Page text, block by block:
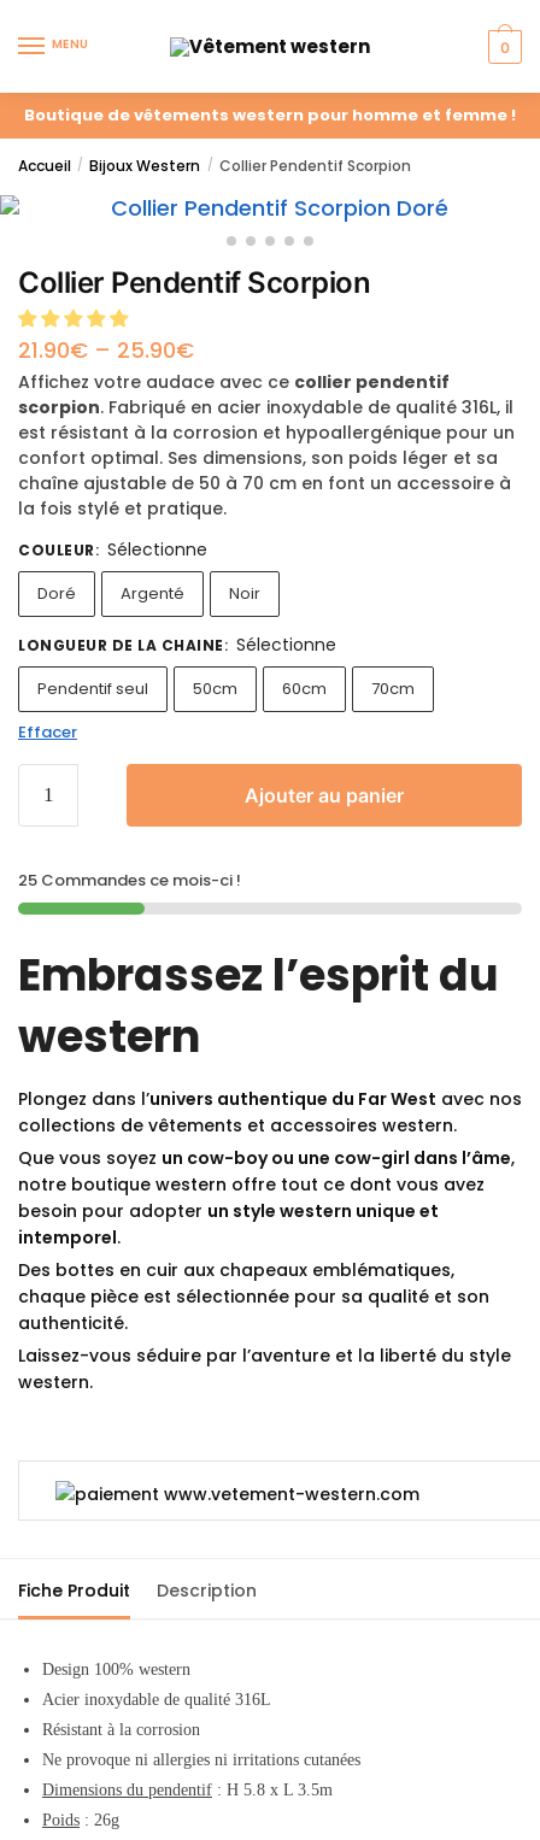
MENU 0
Boutique de vêtements western pour homme et femme !
Accueil / Bijoux Western / Collier Pendentif Scorpion
Collier Pendentif Scorpion
21.90€ – 25.90€
Affichez votre audace avec ce collier pendentif
scorpion. Fabriqué en acier inoxydable de qualité 316L, il
est résistant à la corrosion et hypoallergénique pour un
confort optimal. Ses dimensions, son poids léger et sa
chaîne ajustable de 50 à 70 cm en font un accessoire à
la fois stylé et pratique.
COULEUR: Sélectionne
Doré Argenté Noir
LONGUEUR DE LA CHAINE: Sélectionne
Pendentif seul 50cm 60cm
70cm
Effacer
Ajouter au panier
25 Commandes ce mois-ci !
Embrassez l’esprit du
western
Plongez dans l’univers authentique du Far West avec nos
collections de vêtements et accessoires western.
Que vous soyez un cow-boy ou une cow-girl dans l’âme,
notre boutique western offre tout ce dont vous avez
besoin pour adopter un style western unique et
intemporel.
Des bottes en cuir aux chapeaux emblématiques,
chaque pièce est sélectionnée pour sa qualité et son
authenticité.
Laissez-vous séduire par l’aventure et la liberté du style
western.
Fiche Produit Description
Design 100% western
Acier inoxydable de qualité 316L
Résistant à la corrosion
Ne provoque ni allergies ni irritations cutanées
Dimensions du pendentif : H 5.8 x L 3.5m
Poids : 26g